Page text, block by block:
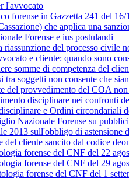
l'avvocato
forense in Gazzetta 241 del
che applica una
Forense e ius postulandi
del processo civile
e cliente: quando sono
somme di competenza del
soggetti non consente che
del provvedimento del COA
disciplinare nei confronti
e Ordini circondariali
Nazionale Forense su
2013 sull'obbligo di astensione
cliente sancito dal codice
forense del CNF del 22
forense del CNF del 29
forense del CNF del 1